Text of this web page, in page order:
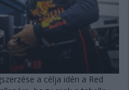
a célja idén a Red